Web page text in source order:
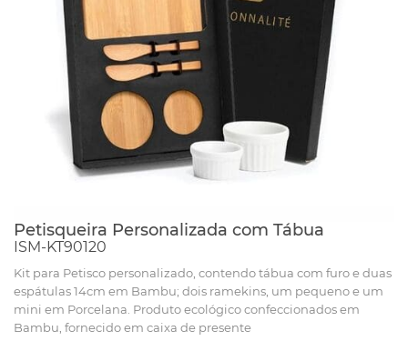
Petisqueira Personalizada com Tábua
ISM-KT90120
Kit para Petisco personalizado, contendo tábua com furo e duas
espátulas 14cm em Bambu; dois ramekins, um pequeno e um
mini em Porcelana. Produto ecológico confeccionados em
Bambu, fornecido em caixa de presente